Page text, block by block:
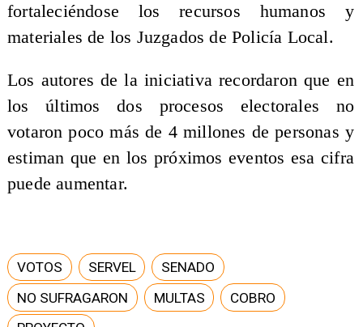
fortaleciéndose los recursos humanos y
materiales de los Juzgados de Policía Local.
Los autores de la iniciativa recordaron que en
los últimos dos procesos electorales no
votaron poco más de 4 millones de personas y
estiman que en los próximos eventos esa cifra
puede aumentar.
VOTOS SERVEL
SENADO
NO SUFRAGARON
MULTAS
COBRO